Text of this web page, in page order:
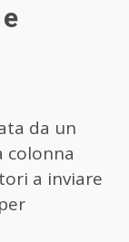
da un
colonna
a inviare